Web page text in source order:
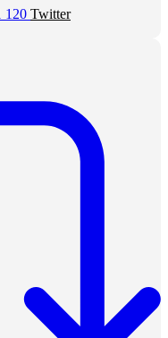
120 Twitter